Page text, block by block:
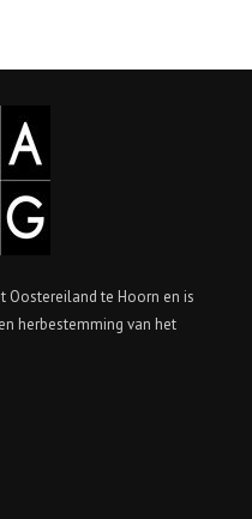
Oostereiland te Hoorn en is
herbestemming van het